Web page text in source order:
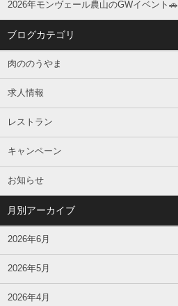
2026年モンヴェール農山のGWイベント🚗
ブログカテゴリ
肉ののうやま
求人情報
レストラン
キャンペーン
お知らせ
月別アーカイブ
2026年6月
2026年5月
2026年4月